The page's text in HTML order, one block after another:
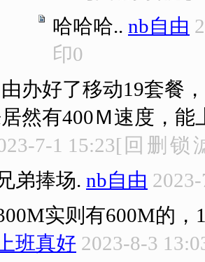
哈哈哈.. nb自由
印0
办好了移动19套餐
然有400Ｍ速度，
7-1 15:23[ 回 删 锁
弟捧场. nb自由
实则有600M的
班真好 2023-8-3